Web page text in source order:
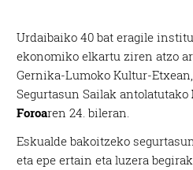
Urdaibaiko 40 bat eragile
ekonomiko elkartu ziren atzo
Gernika-Lumoko Kultur-
Segurtasun Sailak antolatutako
Foroaren 24. bileran.
Eskualde bakoitzeko
eta epe ertain eta luzera